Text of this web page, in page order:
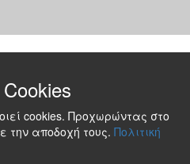
cookies. Προχωρώντας στο
την αποδοχή τους. Πολιτική